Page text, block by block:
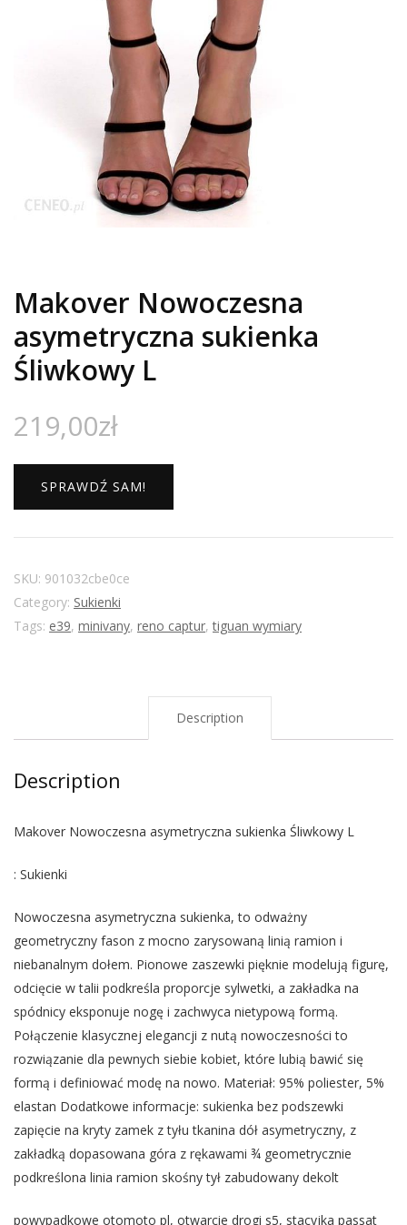
Makover Nowoczesna
asymetryczna sukienka
Śliwkowy L
219,00zł
SPRAWDŹ SAM!
SKU: 901032cbe0ce
Category: Sukienki
Tags: e39, minivany, reno captur,tiguan wymiary
Description
Description
Makover Nowoczesna asymetryczna sukienka Śliwkowy L
: Sukienki
Nowoczesna asymetryczna sukienka, to odważny
geometryczny fason z mocno zarysowaną linią ramion i
niebanalnym dołem. Pionowe zaszewki pięknie modelują figurę,
odcięcie w talii podkreśla proporcje sylwetki, a zakładka na
spódnicy eksponuje nogę i zachwyca nietypową formą.
Połączenie klasycznej elegancji z nutą nowoczesności to
rozwiązanie dla pewnych siebie kobiet, które lubią bawić się
formą i definiować modę na nowo. Materiał: 95% poliester, 5%
elastan Dodatkowe informacje: sukienka bez podszewki
zapięcie na kryty zamek z tyłu tkanina dół asymetryczny, z
zakładką dopasowana góra z rękawami ¾ geometrycznie
podkreślona linia ramion skośny tył zabudowany dekolt
powypadkowe otomoto pl, otwarcie drogi s5, stacyjka passat